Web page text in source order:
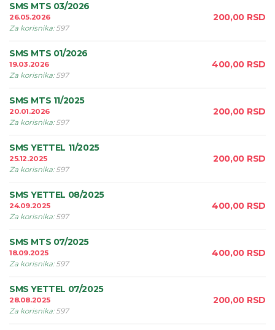
SMS MTS 03/2026
26.05.2026
Za korisnika: 597
200,00 RSD
SMS MTS 01/2026
19.03.2026
Za korisnika: 597
400,00 RSD
SMS MTS 11/2025
20.01.2026
Za korisnika: 597
200,00 RSD
SMS YETTEL 11/2025
25.12.2025
Za korisnika: 597
200,00 RSD
SMS YETTEL 08/2025
24.09.2025
Za korisnika: 597
400,00 RSD
SMS MTS 07/2025
18.09.2025
Za korisnika: 597
400,00 RSD
SMS YETTEL 07/2025
28.08.2025
Za korisnika: 597
200,00 RSD